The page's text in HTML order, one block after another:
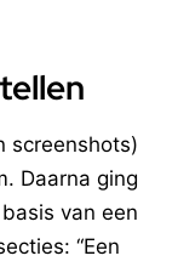
screenshots)
Daarna ging
van een
“Een